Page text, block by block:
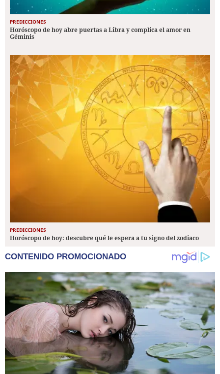
PREDICCIONES
Horóscopo de hoy abre puertas a Libra y complica el amor en
Géminis
PREDICCIONES
Horóscopo de hoy: descubre qué le espera a tu signo del zodiaco
CONTENIDO PROMOCIONADO